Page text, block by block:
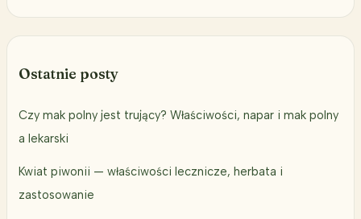
Ostatnie posty
Czy mak polny jest trujący? Właściwości, napar i mak polny
a lekarski
Kwiat piwonii — właściwości lecznicze, herbata i
zastosowanie